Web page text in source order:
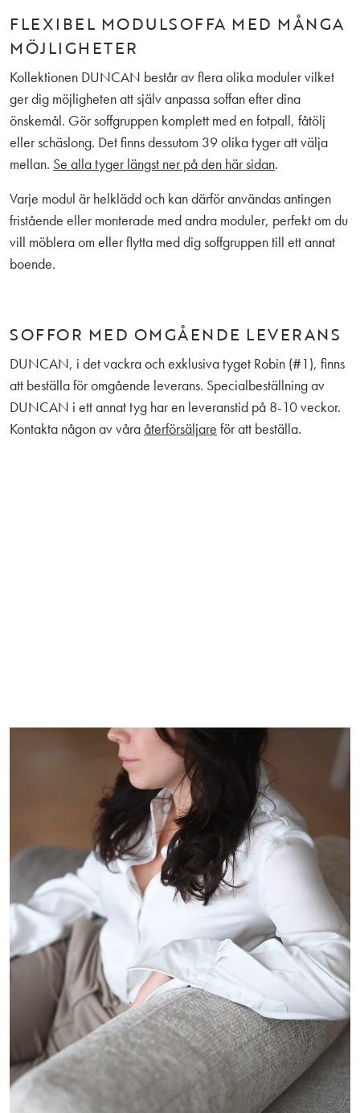
FLEXIBEL MODULSOFFA MED MÅNGA
MÖJLIGHETER
Kollektionen DUNCAN består av flera olika moduler vilket
ger dig möjligheten att själv anpassa soffan efter dina
önskemål. Gör soffgruppen komplett med en fotpall, fåtölj
eller schäslong. Det finns dessutom 39 olika tyger att välja
mellan. Se alla tyger längst ner på den här sidan.
Varje modul är helklädd och kan därför användas antingen
fristående eller monterade med andra moduler, perfekt om du
vill möblera om eller flytta med dig soffgruppen till ett annat
boende.
SOFFOR MED OMGÅENDE LEVERANS
DUNCAN, i det vackra och exklusiva tyget Robin (#1), finns
att beställa för omgående leverans. Specialbeställning av
DUNCAN i ett annat tyg har en leveranstid på 8-10 veckor.
Kontakta någon av våraåterförsäljare för att beställa.